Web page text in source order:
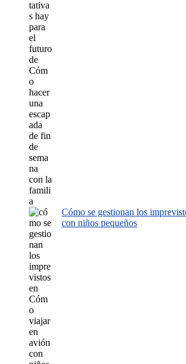
Cómo se gestionan los
con niños pequeños